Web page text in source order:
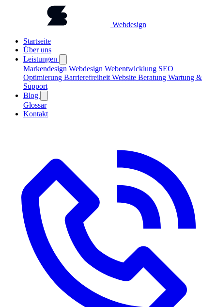
Webdesign
Startseite
Über uns
Leistungen
Markendesign Webdesign Webentwicklung SEO
Optimierung Barrierefreiheit Website Beratung Wartung &
Support
Blog
Glossar
Kontakt